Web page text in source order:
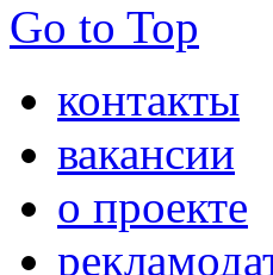
Go to Top
контакты
вакансии
о проекте